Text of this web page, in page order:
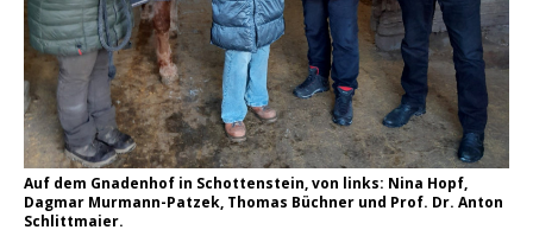
Auf dem Gnadenhof in Schottenstein, von links: Nina Hopf,
Dagmar Murmann-Patzek, Thomas Büchner und Prof. Dr. Anton
Schlittmaier.